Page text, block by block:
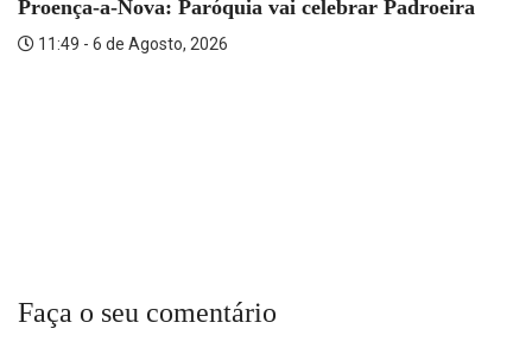
Proença-a-Nova: Paróquia vai celebrar Padroeira
11:49 - 6 de Agosto, 2026
Faça o seu comentário